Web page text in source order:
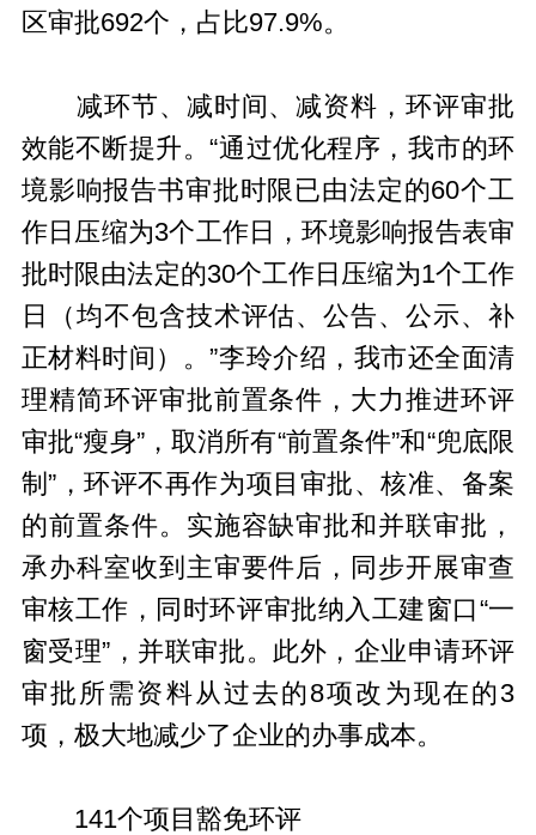
区审批692个，占比97.9%。
减环节、减时间、减资料，环评审批
效能不断提升。“通过优化程序，我市的环
境影响报告书审批时限已由法定的60个工
作日压缩为3个工作日，环境影响报告表审
批时限由法定的30个工作日压缩为1个工作
日（均不包含技术评估、公告、公示、补
正材料时间）。”李玲介绍，我市还全面清
理精简环评审批前置条件，大力推进环评
审批“瘦身”，取消所有“前置条件”和“兜底限
制”，环评不再作为项目审批、核准、备案
的前置条件。实施容缺审批和并联审批，
承办科室收到主审要件后，同步开展审查
审核工作，同时环评审批纳入工建窗口“一
窗受理”，并联审批。此外，企业申请环评
审批所需资料从过去的8项改为现在的3
项，极大地减少了企业的办事成本。
141个项目豁免环评